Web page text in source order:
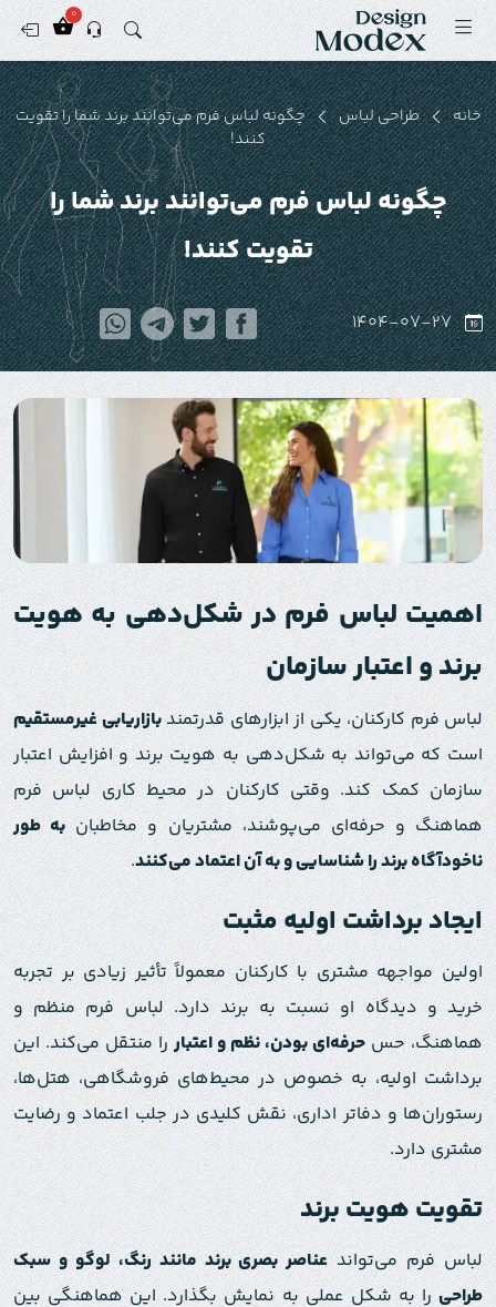
0
خانه طراحی لباس
چگونه لباس‌ فرم می‌توانند برند شما را تقویت
کنند!
چگونه لباس‌ فرم می‌توانند برند شما را
تقویت کنند!
1404-07-27
اهمیت لباس‌ فرم در شکل‌دهی به هویت
برند و اعتبار سازمان
لباس‌ فرم کارکنان، یکی از ابزارهای قدرتمندبازاریابی غیرمستقیم
است که می‌تواند به شکل‌دهی به هویت برند و افزایش اعتبار
سازمان کمک کند. وقتی کارکنان در محیط کاری لباس‌ فرم
هماهنگ و حرفه‌ای می‌پوشند، مشتریان و مخاطبانبه طور
ناخودآگاه برند را شناسایی و به آن اعتماد می‌کنند.
ایجاد برداشت اولیه مثبت
اولین مواجهه مشتری با کارکنان معمولاً تأثیر زیادی بر تجربه
خرید و دیدگاه او نسبت به برند دارد. لباس فرم منظم و
هماهنگ، حسحرفه‌ای بودن، نظم و اعتباررا منتقل می‌کند. این
برداشت اولیه، به خصوص در محیط‌های فروشگاهی، هتل‌ها،
رستوران‌ها و دفاتر اداری، نقش کلیدی در جلب اعتماد و رضایت
مشتری دارد.
تقویت هویت برند
لباس فرم می‌تواندعناصر بصری برند مانند رنگ، لوگو و سبک
طراحیرا به شکل عملی به نمایش بگذارد. این هماهنگی بین